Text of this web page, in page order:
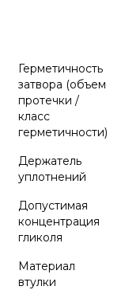
Герметичность
затвора (объем
протечки /
класс
герметичности)
Держатель
уплотнений
Допустимая
концентрация
гликоля
Материал
втулки